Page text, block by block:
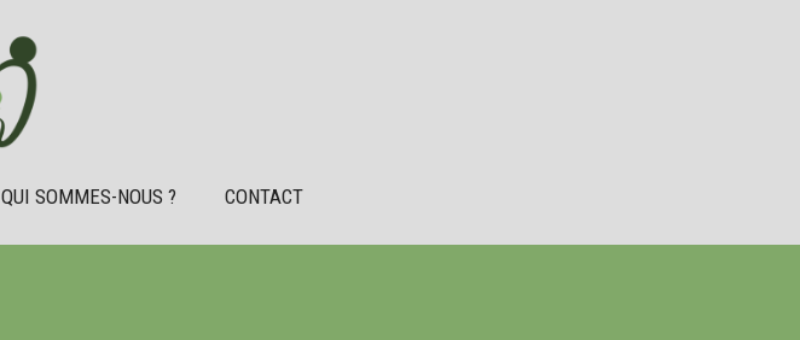
QUI SOMMES-NOUS ? CONTACT